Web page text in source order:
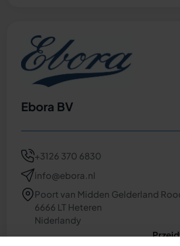
Ebora BV
+3126 370 6830
info@ebora.nl
Poort van Midden Gelderland
6666 LT Heteren
Niderlandy